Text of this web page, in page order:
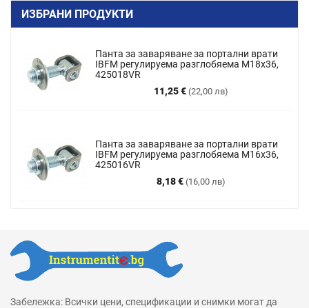
ИЗБРАНИ ПРОДУКТИ
Панта за заваряване за портални врати
IBFM регулируема разглобяема M18x36,
425018VR
11,25 € (22,00 лв)
Цена
Панта за заваряване за портални врати
IBFM регулируема разглобяема М16х36,
425016VR
8,18 € (16,00 лв)
Цена
Забележка: Всички цени, спецификации и снимки могат да